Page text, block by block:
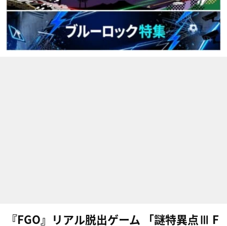
『FGO』リアル脱出ゲーム 「謎特異点Ⅲ F